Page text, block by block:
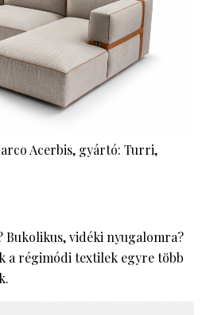
Acerbis, gyártó: Turri,
Bukolikus, vidéki nyugalomra?
a régimódi textilek egyre több